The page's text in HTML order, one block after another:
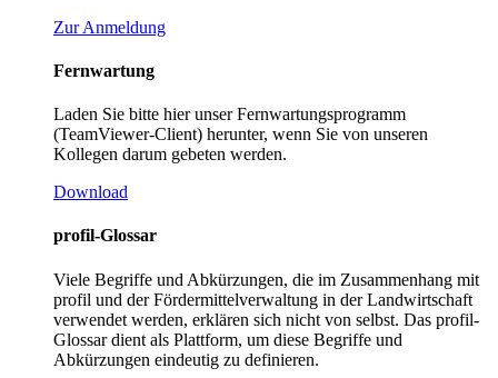
Zur Anmeldung
Fernwartung
Laden Sie bitte hier unser Fernwartungsprogramm
(TeamViewer-Client) herunter, wenn Sie von unseren
Kollegen darum gebeten werden.
Download
profil-Glossar
Viele Begriffe und Abkürzungen, die im Zusammenhang mit
profil und der Fördermittelverwaltung in der Landwirtschaft
verwendet werden, erklären sich nicht von selbst. Das profil-
Glossar dient als Plattform, um diese Begriffe und
Abkürzungen eindeutig zu definieren.